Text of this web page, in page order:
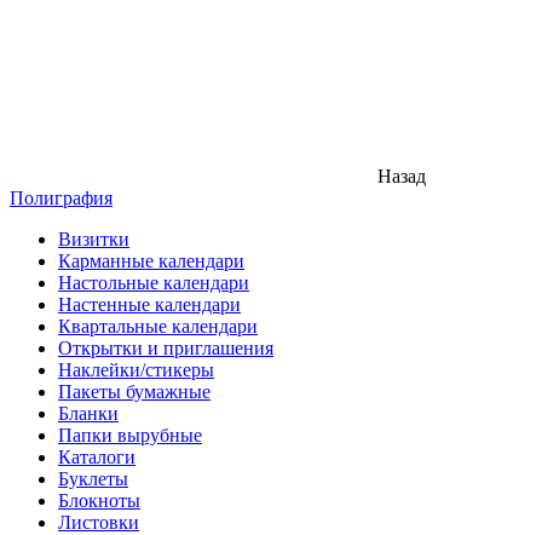
Назад
Полиграфия
Визитки
Карманные календари
Настольные календари
Настенные календари
Квартальные календари
Открытки и приглашения
Наклейки/стикеры
Пакеты бумажные
Бланки
Папки вырубные
Каталоги
Буклеты
Блокноты
Листовки